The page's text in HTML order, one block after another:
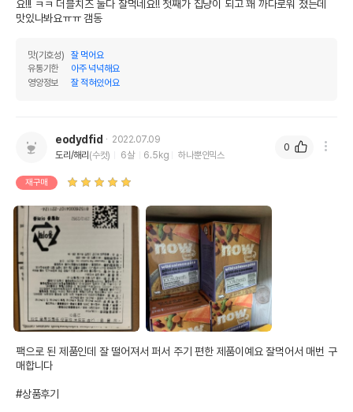
영양정보
제품표기함량 수분제외함량
조단백질 8% 40%
요!!! ㅋㅋ 더블치즈 둘다 잘먹네요!! 첫째가 집냥이 되고 꽤 까다로워 졌는데
맛있나봐요ㅠㅠ 갬동
맛(기호성)
잘 먹어요
유통기한
아주 넉넉해요
영양정보
잘 적혀있어요
eodydfid
2022.07.09
도리/해리(수컷) 6살 6.5kg 하나뿐인믹스
재구매
팩으로 된 제품인데 잘 떨어져서 퍼서 주기 편한 제품이예요 잘먹어서 매번 구
매합니다
#상품후기
0